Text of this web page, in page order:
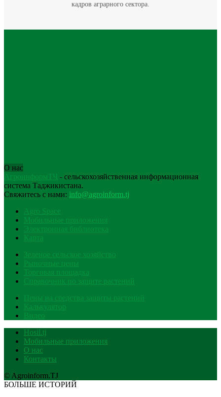
кадров аграрного сектора.
О нас
АгроинформТҶ - сельскохозяйственная информационная
система Таджикистана.
Свяжитесь с нами: info@agroinform.tj
Agro Space
Мобильные приложения
Электронная библиотека
Карта
Зеленое сельское хозяйство
Рыночные цены
Торговая площадка
Справочник по защите растений
Цены на средства защиты растений
Калькулятор
Видео
Hosil.tj
Мобильные приложения
О нас
Контакты
© Agroinform.TJ
БОЛЬШЕ ИСТОРИЙ